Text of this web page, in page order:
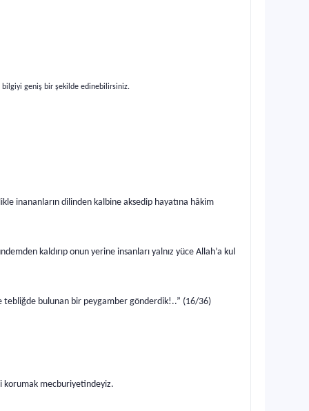
bilgiyi geniş bir şekilde edinebilirsiniz.
inananların dilinden kalbine aksedip hayatına hâkim
kaldırıp onun yerine insanları yalnız yüce Allah’a kul
tebliğde bulunan bir peygamber gönderdik!..” (16/36)
korumak mecburiyetindeyiz.